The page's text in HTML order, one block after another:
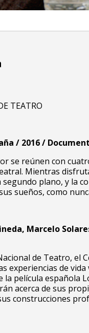
TEATRO
/ 2016 /
se reúnen con
Mientras
plano, y la
sueños, como
Marcelo
de Teatro, el
experiencias de
la película española
acerca de sus
construcciones